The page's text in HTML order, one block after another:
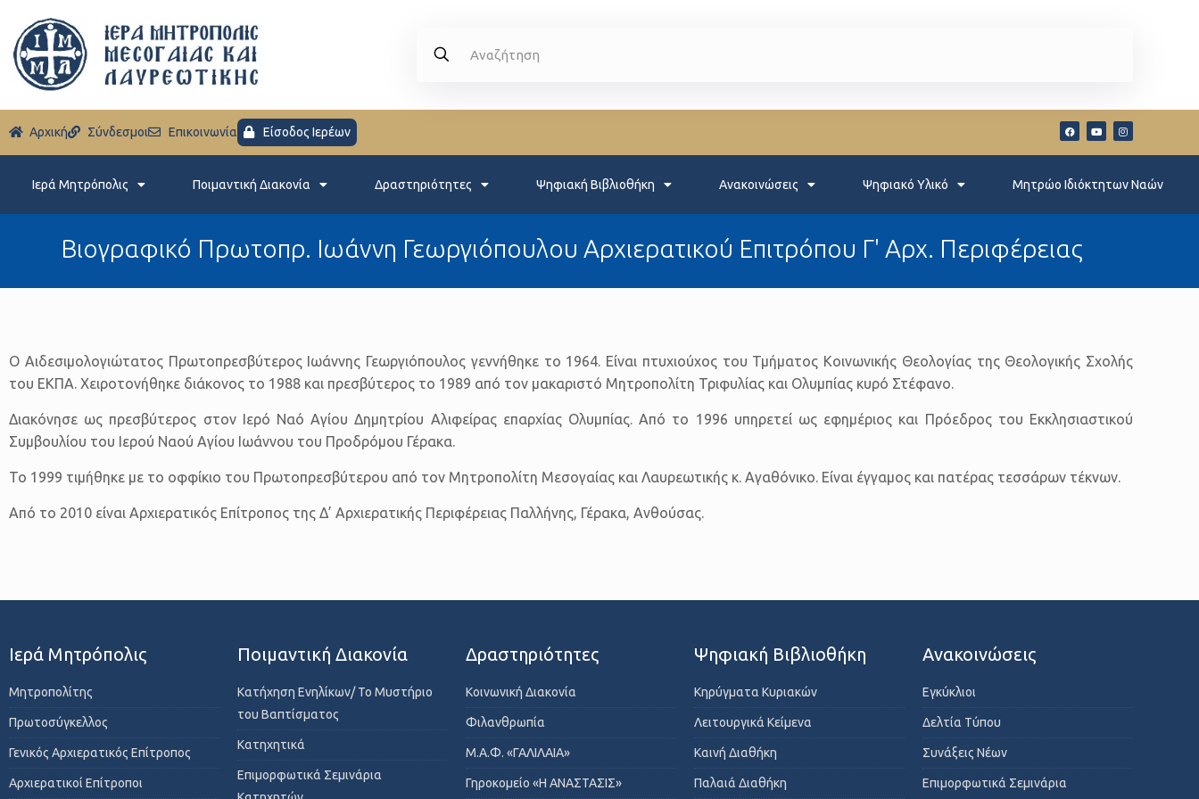
Aρχική Σύνδεσμοι Eπικοινωνία Είσοδος Ιερέων
Ιερά Μητρόπολις Ποιμαντική Διακονία Δραστηριότητες Ψηφιακή Βιβλιοθήκη Ανακοινώσεις Ψηφιακό Υλικό Μητρώο Ιδιόκτητων Ναών
Βιογραφικό Πρωτοπρ. Ιωάννη Γεωργιόπουλου Αρχιερατικού Επιτρόπου Γ' Αρχ. Περιφέρειας
Ο Αιδεσιμολογιώτατος Πρωτοπρεσβύτερος Ιωάννης Γεωργιόπουλος γεννήθηκε το 1964. Είναι πτυχιούχος του Τμήματος Κοινωνικής Θεολογίας της Θεολογικής Σχολής
του ΕΚΠΑ. Χειροτονήθηκε διάκονος το 1988 και πρεσβύτερος το 1989 από τον μακαριστό Μητροπολίτη Τριφυλίας και Ολυμπίας κυρό Στέφανο.
Διακόνησε ως πρεσβύτερος στον Ιερό Ναό Αγίου Δημητρίου Αλιφείρας επαρχίας Ολυμπίας. Από το 1996 υπηρετεί ως εφημέριος και Πρόεδρος του Εκκλησιαστικού
Συμβουλίου του Ιερού Ναού Αγίου Ιωάννου του Προδρόμου Γέρακα.
Το 1999 τιμήθηκε με το οφφίκιο του Πρωτοπρεσβύτερου από τον Μητροπολίτη Μεσογαίας και Λαυρεωτικής κ. Αγαθόνικο. Είναι έγγαμος και πατέρας τεσσάρων τέκνων.
Από το 2010 είναι Αρχιερατικός Επίτροπος της Δ’ Αρχιερατικής Περιφέρειας Παλλήνης, Γέρακα, Ανθούσας.
Ιερά Μητρόπολις
Μητροπολίτης
Πρωτοσύγκελλος
Γενικός Αρχιερατικός Επίτροπος
Αρχιερατικοί Επίτροποι
Ποιμαντική Διακονία
Κατήχηση Ενηλίκων/ Το Μυστήριο
του Βαπτίσματος
Κατηχητικά
Επιμορφωτικά Σεμινάρια
Δραστηριότητες
Κοινωνική Διακονία
Φιλανθρωπία
Μ.Α.Φ. «ΓΑΛΙΛΑΙΑ»
Γηροκομείο «Η ΑΝΑΣΤΑΣΙΣ»
Ψηφιακή Βιβλιοθήκη
Κηρύγματα Κυριακών
Λειτουργικά Κείμενα
Καινή Διαθήκη
Παλαιά Διαθήκη
Ανακοινώσεις
Εγκύκλιοι
Δελτία Τύπου
Συνάξεις Νέων
Επιμορφωτικά Σεμινάρια